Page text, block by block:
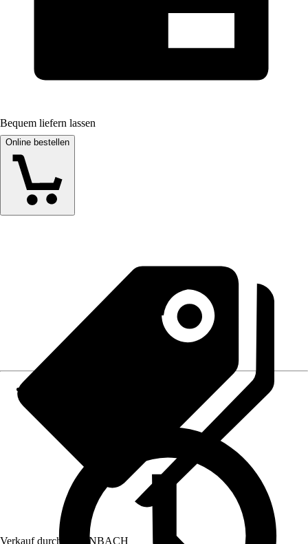
Bequem liefern lassen
Online bestellen
Verkauf durch: HORNBACH